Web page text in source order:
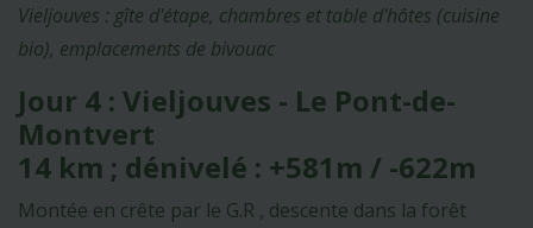
Vieljouves : gîte d'étape, chambres et table d'hôtes (cuisine
bio), emplacements de bivouac
Jour 4 : Vieljouves - Le Pont-de-
Montvert
14 km ; dénivelé : +581m / -622m
Montée en crête par le G.R , descente dans la forêt